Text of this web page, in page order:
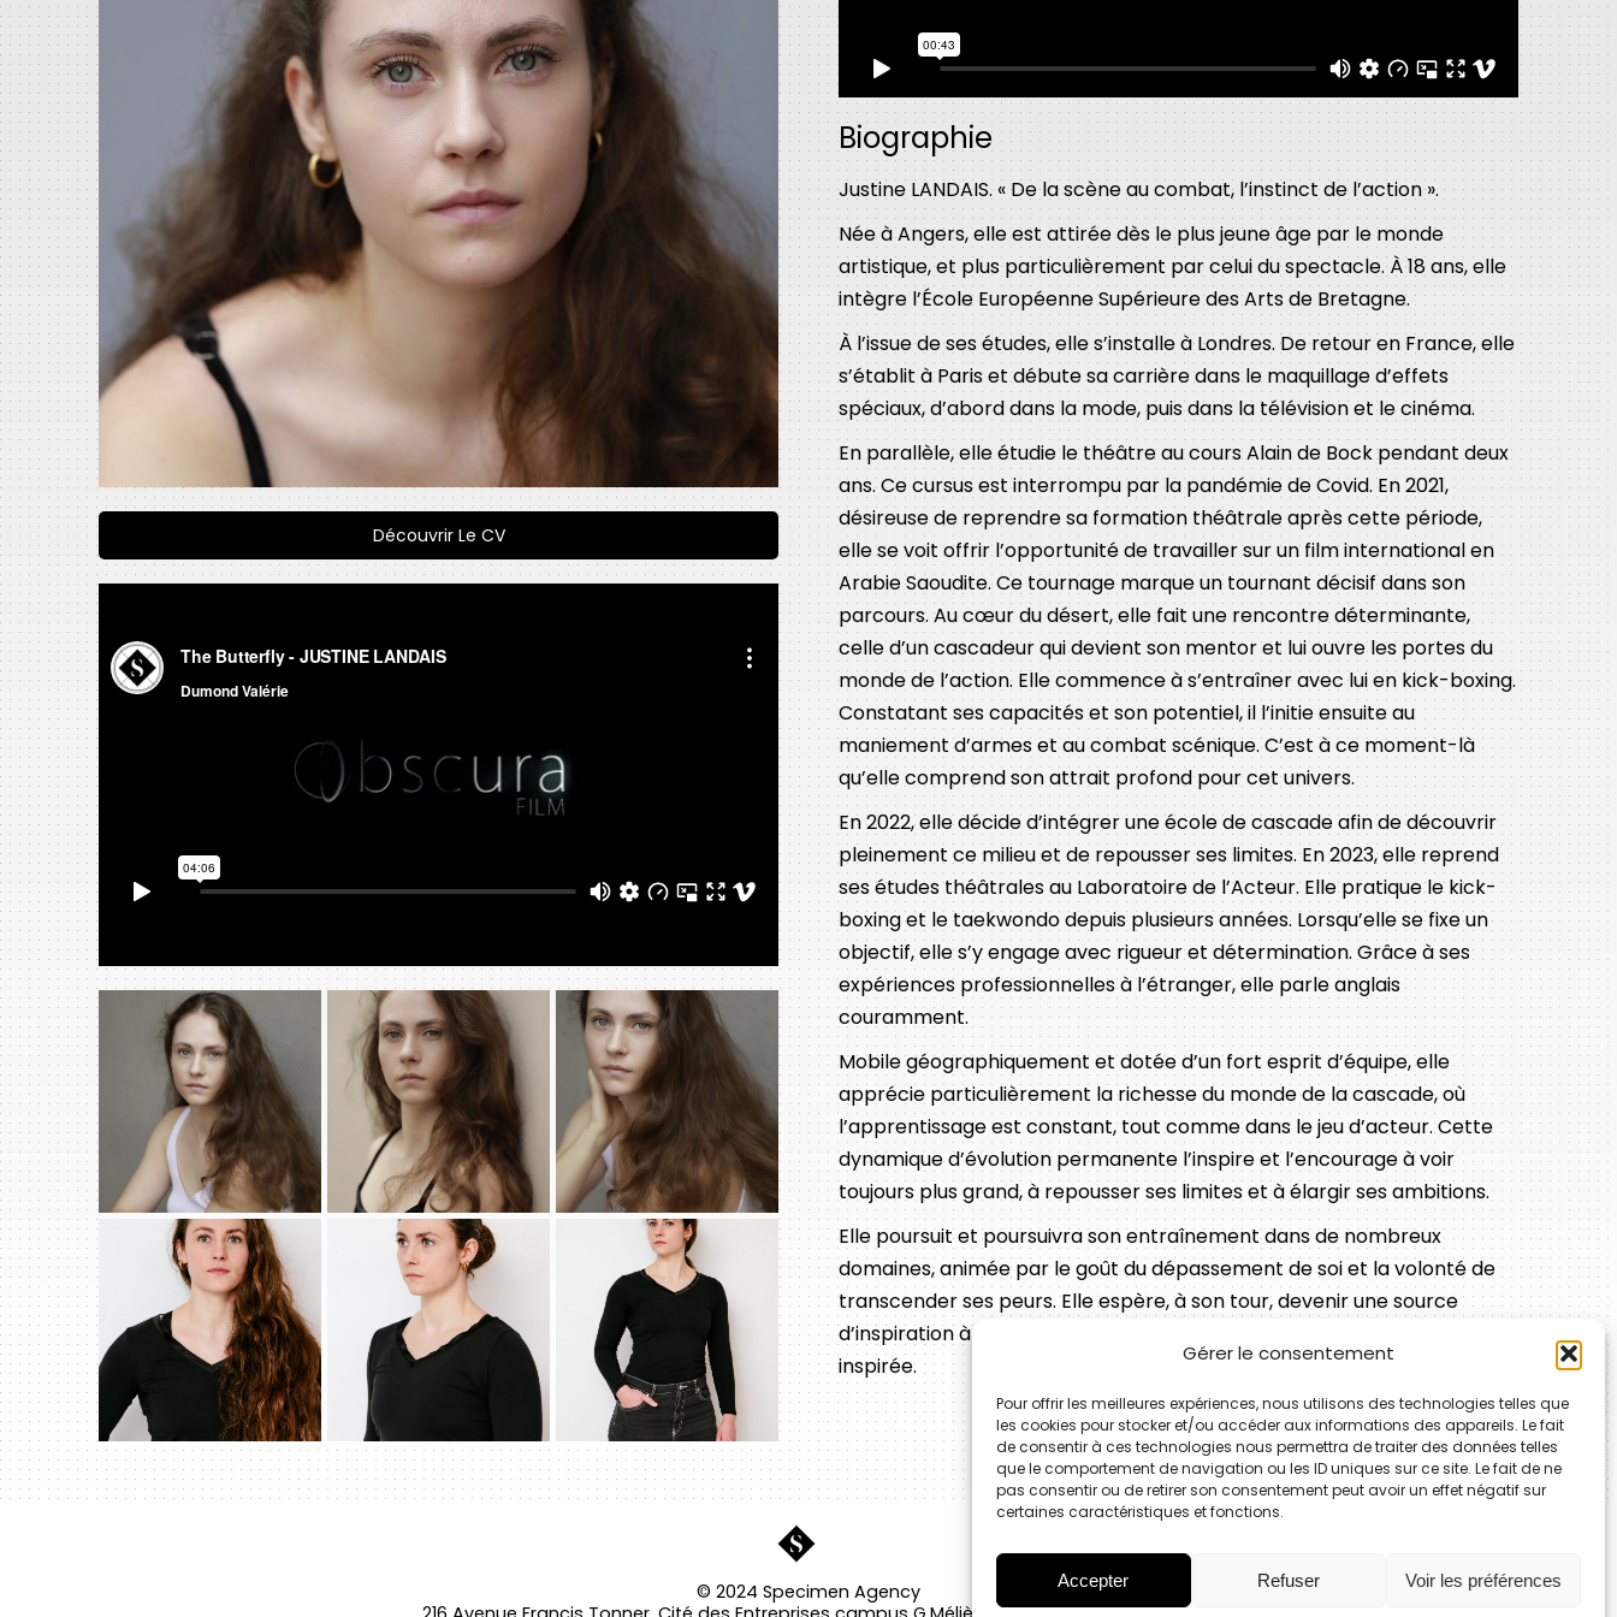
Gérer le consentement
Pour offrir les meilleures expériences, nous utilisons des technologies telles que
les cookies pour stocker et/ou accéder aux informations des appareils. Le fait
de consentir à ces technologies nous permettra de traiter des données telles
que le comportement de navigation ou les ID uniques sur ce site. Le fait de ne
pas consentir ou de retirer son consentement peut avoir un effet négatif sur
certaines caractéristiques et fonctions.
Accepter Refuser Voir les préférences
Découvrir Le CV
Biographie
Justine LANDAIS. « De la scène au combat, l’instinct de l’action ».
Née à Angers, elle est attirée dès le plus jeune âge par le monde
artistique, et plus particulièrement par celui du spectacle. À 18 ans, elle
intègre l’École Européenne Supérieure des Arts de Bretagne.
À l’issue de ses études, elle s’installe à Londres. De retour en France, elle
s’établit à Paris et débute sa carrière dans le maquillage d’effets
spéciaux, d’abord dans la mode, puis dans la télévision et le cinéma.
En parallèle, elle étudie le théâtre au cours Alain de Bock pendant deux
ans. Ce cursus est interrompu par la pandémie de Covid. En 2021,
désireuse de reprendre sa formation théâtrale après cette période,
elle se voit offrir l’opportunité de travailler sur un film international en
Arabie Saoudite. Ce tournage marque un tournant décisif dans son
parcours. Au cœur du désert, elle fait une rencontre déterminante,
celle d’un cascadeur qui devient son mentor et lui ouvre les portes du
monde de l’action. Elle commence à s’entraîner avec lui en kick-boxing.
Constatant ses capacités et son potentiel, il l’initie ensuite au
maniement d’armes et au combat scénique. C’est à ce moment-là
qu’elle comprend son attrait profond pour cet univers.
En 2022, elle décide d’intégrer une école de cascade afin de découvrir
pleinement ce milieu et de repousser ses limites. En 2023, elle reprend
ses études théâtrales au Laboratoire de l’Acteur. Elle pratique le kick-
boxing et le taekwondo depuis plusieurs années. Lorsqu’elle se fixe un
objectif, elle s’y engage avec rigueur et détermination. Grâce à ses
expériences professionnelles à l’étranger, elle parle anglais
couramment.
Mobile géographiquement et dotée d’un fort esprit d’équipe, elle
apprécie particulièrement la richesse du monde de la cascade, où
l’apprentissage est constant, tout comme dans le jeu d’acteur. Cette
dynamique d’évolution permanente l’inspire et l’encourage à voir
toujours plus grand, à repousser ses limites et à élargir ses ambitions.
Elle poursuit et poursuivra son entraînement dans de nombreux
domaines, animée par le goût du dépassement de soi et la volonté de
transcender ses peurs. Elle espère, à son tour, devenir une source
d’inspiration à travers son parcours, comme elle a elle-même été
inspirée.
© 2024 Specimen Agency